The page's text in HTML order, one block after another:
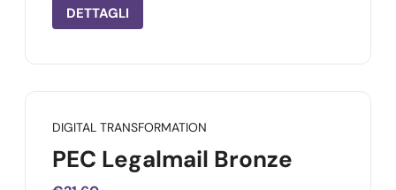
DETTAGLI
DIGITAL TRANSFORMATION
PEC Legalmail Bronze